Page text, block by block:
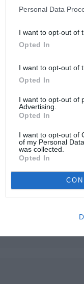
Personal Data
I want to opt-out of
Opted In
I want to opt-out of
Opted In
I want to opt-out of
Advertising.
Opted In
I want to opt-out of
of my Personal
was collected.
Opted In
NOUS
:
s’est montrée très
céder à des pressions
x deviendra son futur